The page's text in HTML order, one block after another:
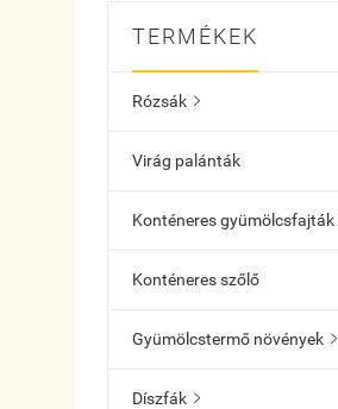
TERMÉKEK
Rózsák 
Virág palánták
Konténeres gyümölcsfajták
Konténeres szőlő
Gyümölcstermő növények 
Díszfák 